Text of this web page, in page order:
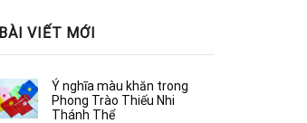
BÀI VIẾT MỚI
Ý nghĩa màu khăn trong
Phong Trào Thiếu Nhi
Thánh Thể